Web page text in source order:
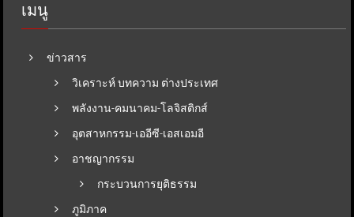
เมนู
ข่าวสาร
วิเคราะห์ บทความ ต่างประเทศ
พลังงาน-คมนาคม-โลจิสติกส์
อุตสาหกรรม-เออีซี-เอสเอมอี
อาชญากรรม
กระบวนการยุติธรรม
ภูมิภาค